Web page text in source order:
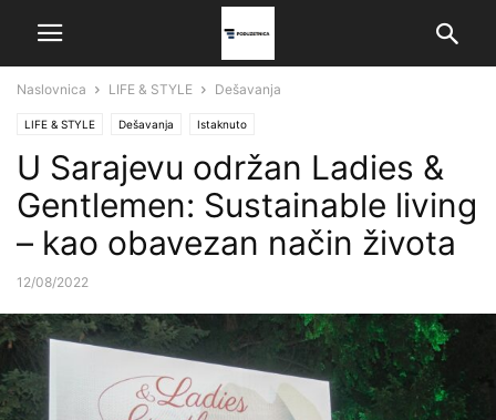
Naslovnica LIFE & STYLE Dešavanja
LIFE & STYLE Dešavanja Istaknuto
U Sarajevu održan Ladies &
Gentlemen: Sustainable living
– kao obavezan način života
12/08/2022